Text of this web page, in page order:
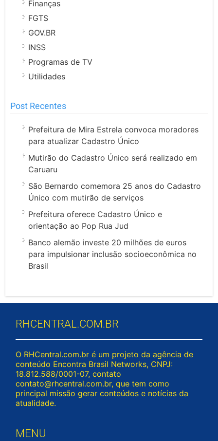
Finanças
FGTS
GOV.BR
INSS
Programas de TV
Utilidades
Post Recentes
Prefeitura de Mira Estrela convoca moradores
para atualizar Cadastro Único
Mutirão do Cadastro Único será realizado em
Caruaru
São Bernardo comemora 25 anos do Cadastro
Único com mutirão de serviços
Prefeitura oferece Cadastro Único e
orientação ao Pop Rua Jud
Banco alemão investe 20 milhões de euros
para impulsionar inclusão socioeconômica no
Brasil
RHCENTRAL.COM.BR
O RHCentral.com.br é um projeto da agência de
conteúdo Encontra Brasil Networks, CNPJ:
18.812.588/0001-07, contato
contato@rhcentral.com.br, que tem como
principal missão gerar conteúdos e notícias da
atualidade.
MENU